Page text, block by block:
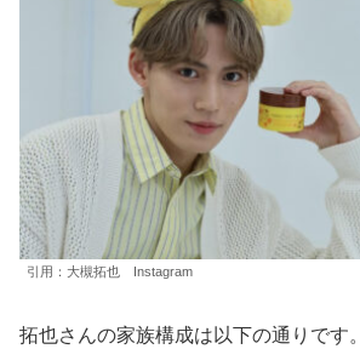
引用：大槻拓也 Instagram
拓也さんの家族構成は以下の通りです。